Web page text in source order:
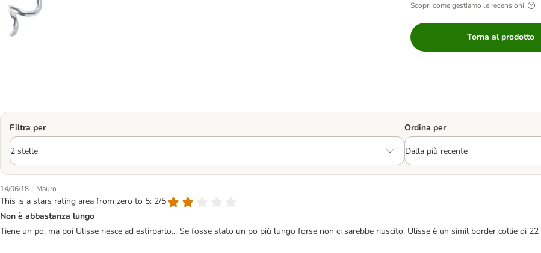
Scopri come gestiamo le recensioni
Torna al prodotto
Filtra per Ordina per
14/06/18 | Mauro
This is a stars rating area from zero to 5: 2/5
Non è abbastanza lungo
Tiene un po, ma poi Ulisse riesce ad estirparlo... Se fosse stato un po più lungo forse non ci sarebbe riuscito. Ulisse è un simil border collie di